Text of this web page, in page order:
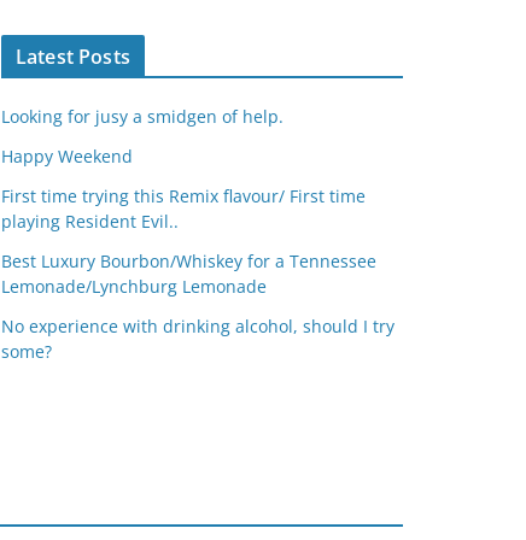
Latest Posts
Looking for jusy a smidgen of help.
Happy Weekend
First time trying this Remix flavour/ First time
playing Resident Evil..
Best Luxury Bourbon/Whiskey for a Tennessee
Lemonade/Lynchburg Lemonade
No experience with drinking alcohol, should I try
some?